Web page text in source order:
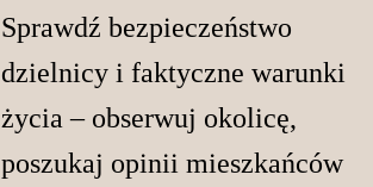
Sprawdź bezpieczeństwo
dzielnicy i faktyczne warunki
życia – obserwuj okolicę,
poszukaj opinii mieszkańców